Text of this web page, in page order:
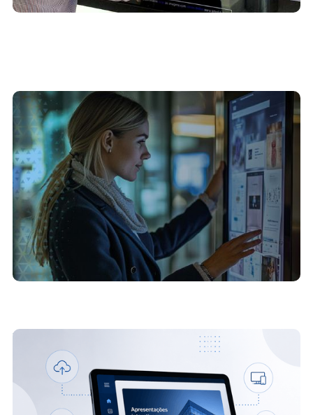
Como o setor público pode usar totens
interativos para melhorar a prestação de
serviços ao cidadão
7 problemas que uma plataforma de
apresentações interativas resolve